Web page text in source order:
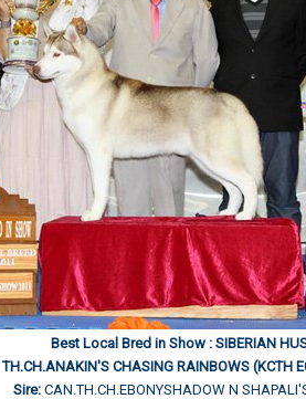
Best Local Bred in Show : SIBERIAN
TH.CH.ANAKIN'S CHASING RAINBOWS (KCTH
Sire: CAN.TH.CH.EBONYSHADOW N